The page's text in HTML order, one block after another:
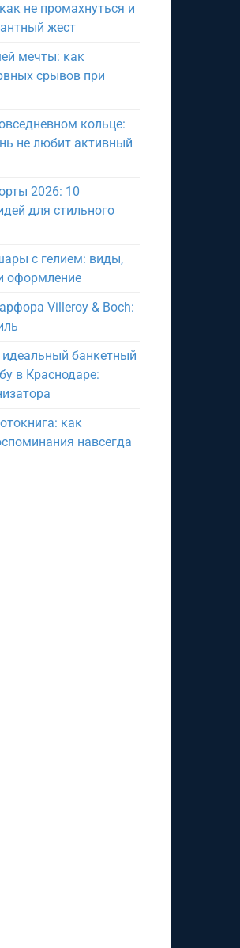
не промахнуться и
жест
мечты: как
срывов при
кольце:
не любит активный
2026: 10
для стильного
с гелием: виды,
оформление
Villeroy & Boch:
банкетный
в Краснодаре:
как
навсегда